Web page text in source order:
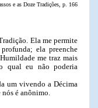
e as Doze Tradições, p. 166
Ela me permite
ela preenche
me traz mais
qual eu não poderia
um vivendo a Décima
é anônimo.